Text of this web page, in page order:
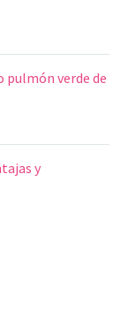
pulmón verde de
y